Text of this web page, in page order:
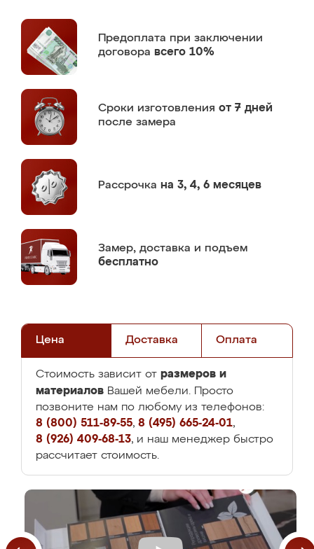
Предоплата при заключении
договора всего 10%
Сроки изготовления от 7 дней
после замера
Рассрочка на 3, 4, 6 месяцев
Замер, доставка и подъем
бесплатно
Цена Доставка Оплата
Стоимость зависит от размеров и
материалов Вашей мебели. Просто
позвоните нам по любому из телефонов:
8 (800) 511-89-55, 8 (495) 665-24-01,
8 (926) 409-68-13, и наш менеджер быстро
рассчитает стоимость.